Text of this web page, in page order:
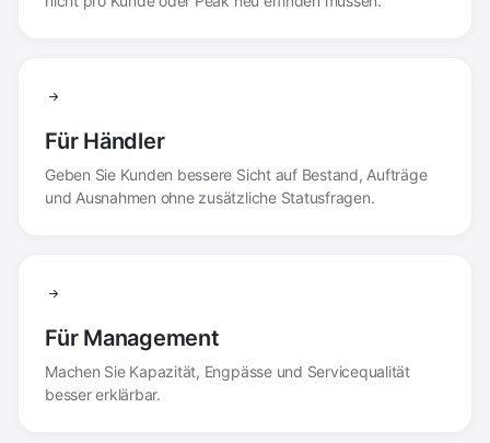
Für Händler
Geben Sie Kunden bessere Sicht auf Bestand, Aufträge
und Ausnahmen ohne zusätzliche Statusfragen.
Für Management
Machen Sie Kapazität, Engpässe und Servicequalität
besser erklärbar.